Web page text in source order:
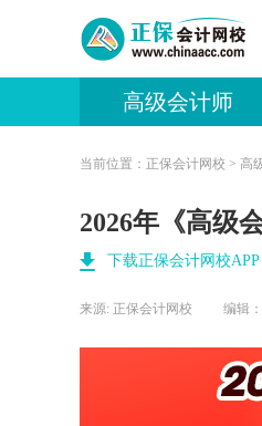
高级会计师
当前位置： 正保会计网校 > 高
2026年《高级
下载正保会计网校
来源: 正保会计网校 编辑